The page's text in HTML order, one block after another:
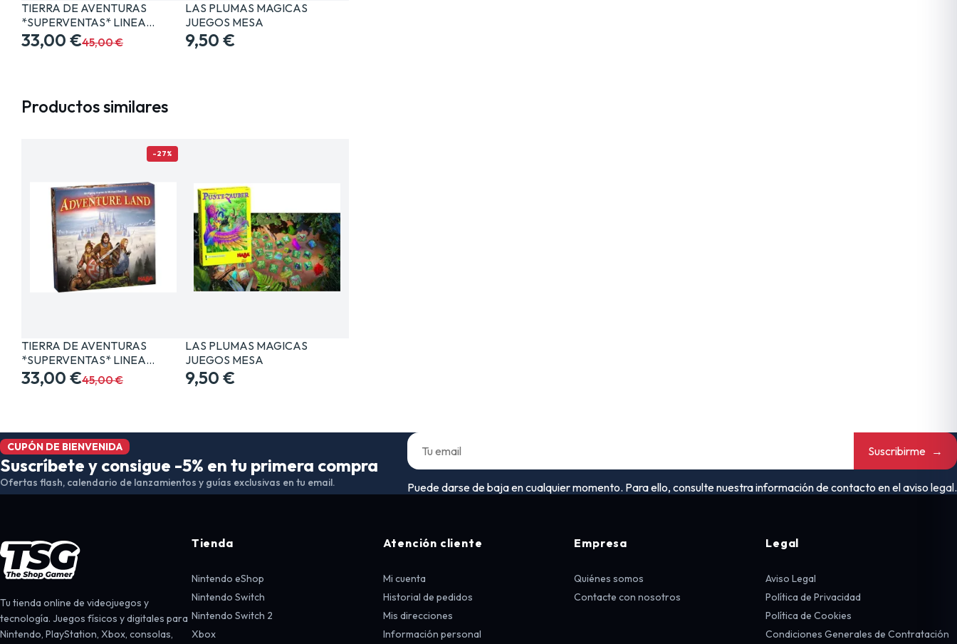
TIERRA DE AVENTURAS
*SUPERVENTAS* LINEA…
33,00 €45,00 €
LAS PLUMAS MAGICAS
JUEGOS MESA
9,50 €
Productos similares
-27%
TIERRA DE AVENTURAS
*SUPERVENTAS* LINEA…
33,00 €45,00 €
LAS PLUMAS MAGICAS
JUEGOS MESA
9,50 €
CUPÓN DE BIENVENIDA
Suscríbete y consigue -5% en tu primera compra
Ofertas flash, calendario de lanzamientos y guías exclusivas en tu email.
Suscribirme →
Puede darse de baja en cualquier momento. Para ello, consulte nuestra información de contacto en el aviso legal.
Tu tienda online de videojuegos y
tecnología. Juegos físicos y digitales para
Nintendo, PlayStation, Xbox, consolas,
Tienda
Nintendo eShop
Nintendo Switch
Nintendo Switch 2
Xbox
Atención cliente
Mi cuenta
Historial de pedidos
Mis direcciones
Información personal
Empresa
Quiénes somos
Contacte con nosotros
Legal
Aviso Legal
Política de Privacidad
Política de Cookies
Condiciones Generales de Contratación